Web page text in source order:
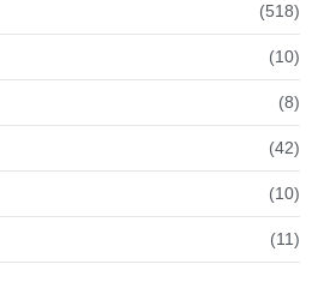
(518)
(10)
(8)
(42)
(10)
(11)